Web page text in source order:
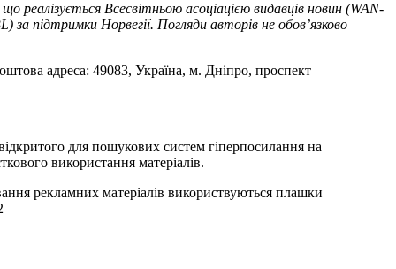
Всесвітньою асоціацією видавців новин (WAN-
підтримки Норвегії. Погляди авторів не обов’язково
адреса: 49083, Україна, м. Дніпро, проспект
для пошукових систем гіперпосилання на
використання матеріалів.
рекламних матеріалів використвуються плашки